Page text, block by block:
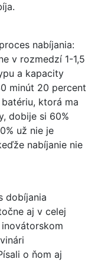
nabíjania:
v rozmedzí 1-1,5
a kapacity
minút 20 percent
ktorá ma
dobije si 60%
už nie je
nabíjanie nie
dobíjania
aj v celej
o ňom aj